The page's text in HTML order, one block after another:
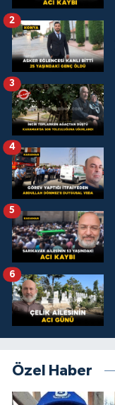
2
3
4
5
6
Özel Haber